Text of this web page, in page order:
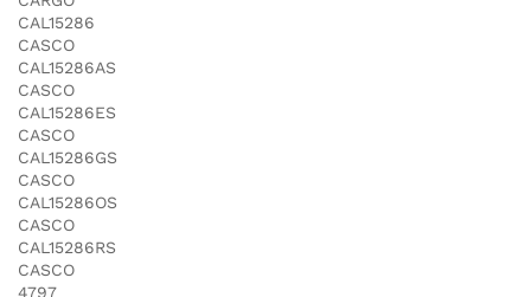
CAL15286
CASCO
CAL15286AS
CASCO
CAL15286ES
CASCO
CAL15286GS
CASCO
CAL15286OS
CASCO
CAL15286RS
CASCO
4797